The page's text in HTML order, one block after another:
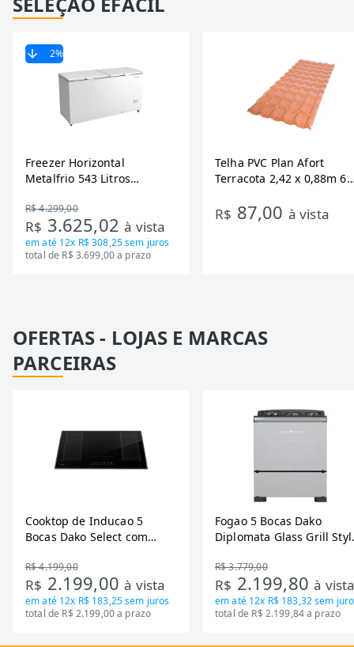
2%
Freezer Horizontal
Metalfrio 543 Litros
Tecnologia Inverter, Branco,
Bivolt
R$ 4.299,00
R$ 3.625,02à vista
em até 12x R$ 308,25sem juros
total de R$ 3.699,00 a prazo
Telha PVC Plan Afort
Terracota 2,42 x 0,88m 6
R$ 87,00 à vista
OFERTAS - LOJAS E MARCAS
PARCEIRAS
Cooktop de Inducao 5
Bocas Dako Select com
R$ 4.199,00
R$ 2.199,00à vista
em até 12x R$ 183,25sem juros
total de R$ 2.199,00 a prazo
Fogao 5 Bocas Dako
Diplomata Glass Grill
R$ 3.779,00
R$ 2.199,80à
em até 12x R$ 183,32sem
total de R$ 2.199,84 a prazo